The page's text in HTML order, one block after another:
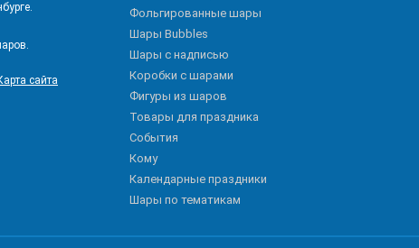
сайта
Фольгированные шары
Шары Bubbles
Шары с надписью
Коробки с шарами
Фигуры из шаров
Товары для праздника
События
Кому
Календарные праздники
Шары по тематикам